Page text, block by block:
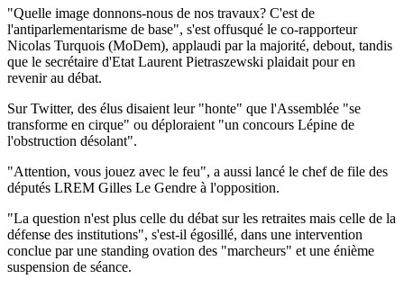
"Quelle image donnons-nous de nos travaux? C'est de
l'antiparlementarisme de base", s'est offusqué le co-rapporteur
Nicolas Turquois (MoDem), applaudi par la majorité, debout, tandis
que le secrétaire d'Etat Laurent Pietraszewski plaidait pour en
revenir au débat.
Sur Twitter, des élus disaient leur "honte" que l'Assemblée "se
transforme en cirque" ou déploraient "un concours Lépine de
l'obstruction désolant".
"Attention, vous jouez avec le feu", a aussi lancé le chef de file des
députés LREM Gilles Le Gendre à l'opposition.
"La question n'est plus celle du débat sur les retraites mais celle de la
défense des institutions", s'est-il égosillé, dans une intervention
conclue par une standing ovation des "marcheurs" et une énième
suspension de séance.